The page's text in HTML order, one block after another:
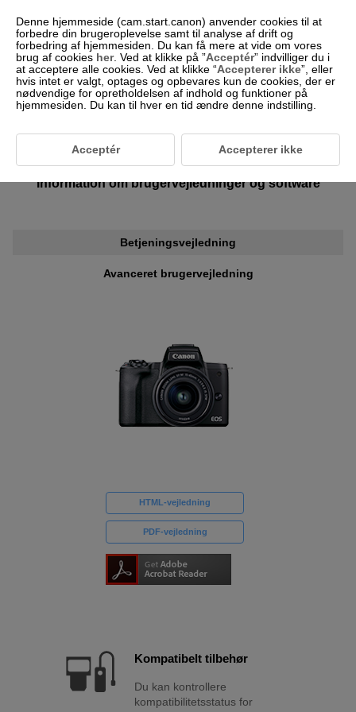
-- Vælg område/land -- Dansk
For kunder, der anvender
EOS Kiss M2/EOS M50 Mark II
Information om brugervejledninger og software
Betjeningsvejledning
Avanceret brugervejledning
HTML-vejledning
PDF-vejledning
Kompatibelt tilbehør
Du kan kontrollere
kompatibilitetsstatus for
Denne hjemmeside (cam.start.canon) anvender cookies til at
forbedre din brugeroplevelse samt til analyse af drift og
forbedring af hjemmesiden. Du kan få mere at vide om vores
brug af cookies her. Ved at klikke på ”Acceptér” indvilliger du i
at acceptere alle cookies. Ved at klikke “Accepterer ikke”, eller
hvis intet er valgt, optages og opbevares kun de cookies, der er
nødvendige for opretholdelsen af indhold og funktioner på
hjemmesiden. Du kan til hver en tid ændre denne indstilling.
Acceptér Accepterer ikke